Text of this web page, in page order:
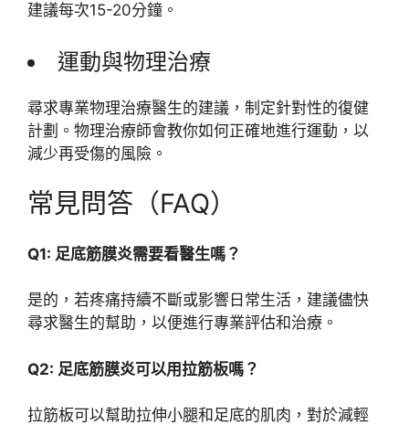
建議每次15-20分鐘。
運動與物理治療
尋求專業物理治療醫生的建議，制定針對性的復健
計劃。物理治療師會教你如何正確地進行運動，以
減少再受傷的風險。
常見問答（FAQ）
Q1: 足底筋膜炎需要看醫生嗎？
是的，若疼痛持續不斷或影響日常生活，建議儘快
尋求醫生的幫助，以便進行專業評估和治療。
Q2: 足底筋膜炎可以用拉筋板嗎？
拉筋板可以幫助拉伸小腿和足底的肌肉，對於減輕